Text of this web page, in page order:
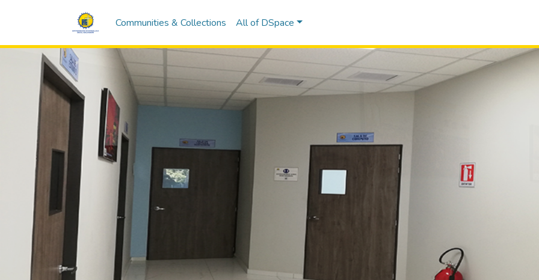
Communities & Collections All of DSpace